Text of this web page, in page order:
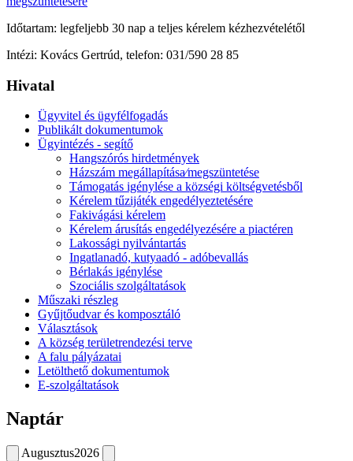
Időtartam: legfeljebb 30 nap a teljes kérelem kézhezvételétől
Intézi: Kovács Gertrúd, telefon: 031/590 28 85
Hivatal
Ügyvitel és ügyfélfogadás
Publikált dokumentumok
Ügyintézés - segítő
Hangszórós hirdetmények
Házszám megállapítása⁄megszüntetése
Támogatás igénylése a községi költségvetésből
Kérelem tűzijáték engedélyeztetésére
Fakivágási kérelem
Kérelem árusítás engedélyezésére a piactéren
Lakossági nyilvántartás
Ingatlanadó, kutyaadó - adóbevallás
Bérlakás igénylése
Szociális szolgáltatások
Műszaki részleg
Gyűjtőudvar és komposztáló
Választások
A község területrendezési terve
A falu pályázatai
Letölthető dokumentumok
E-szolgáltatások
Naptár
Augusztus2026